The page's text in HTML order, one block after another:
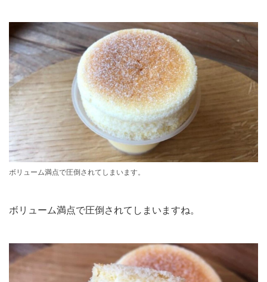
ボリューム満点で圧倒されてしまいます。
ボリューム満点で圧倒されてしまいますね。